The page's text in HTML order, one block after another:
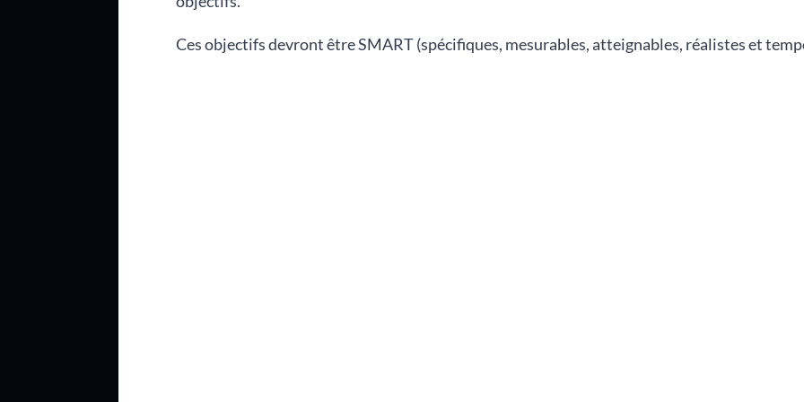
Ces objectifs devront être SMART (spécifiques, mesurables, atteignables, réalistes et